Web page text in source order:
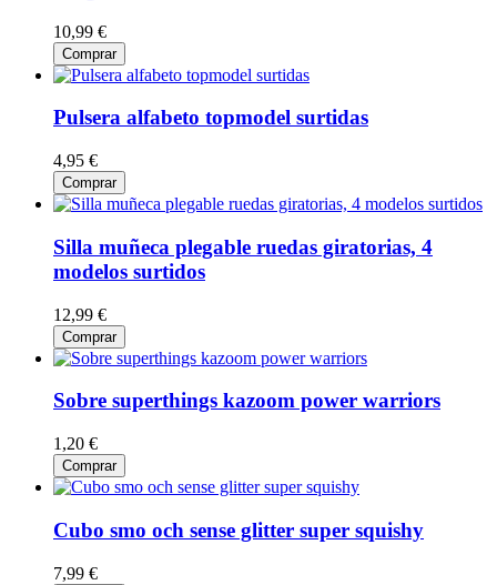
10,99 €
Comprar
Pulsera alfabeto topmodel surtidas
4,95 €
Comprar
Silla muñeca plegable ruedas giratorias, 4
modelos surtidos
12,99 €
Comprar
Sobre superthings kazoom power warriors
1,20 €
Comprar
Cubo smo och sense glitter super squishy
7,99 €